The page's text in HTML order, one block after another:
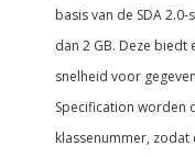
basis van de SDA
dan 2 GB. Deze
snelheid voor
Specification worden
klassenummer,